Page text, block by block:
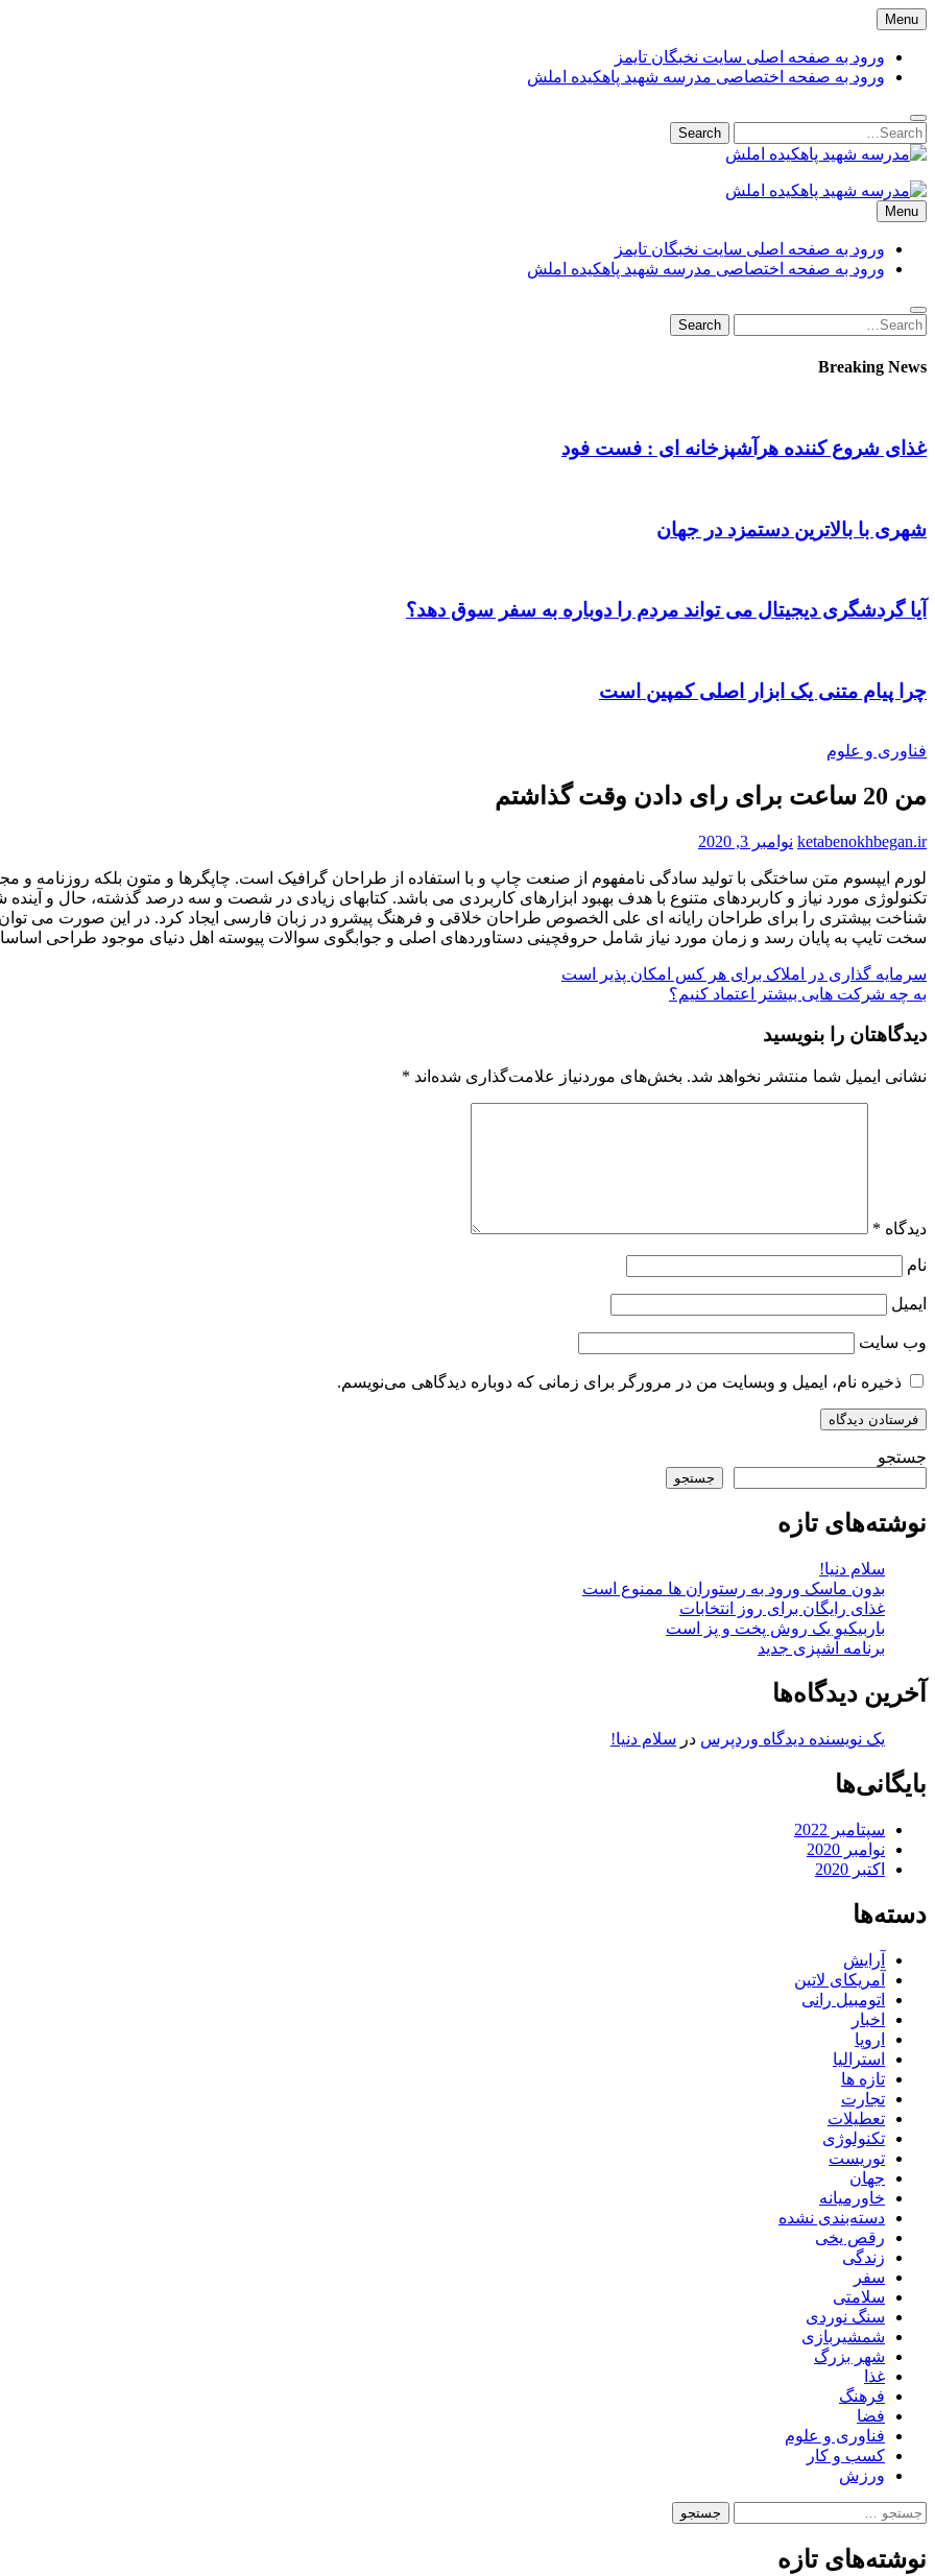
Skip
to
content
Menu
ورود به صفحه اصلی سایت نخبگان تایمز
ورود به صفحه اختصاصی مدرسه شهید پاهکیده املش
Search
for:
Search
مدرسه شهید پاهکیده املش
amlash
Menu
ورود به صفحه اصلی سایت نخبگان تایمز
ورود به صفحه اختصاصی مدرسه شهید پاهکیده املش
Search
for:
Search
Breaking News
غذای شروع کننده هرآشپزخانه ای : فست فود
شهری با بالاترین دستمزد در جهان
آیا گردشگری دیجیتال می تواند مردم را دوباره به سفر سوق دهد؟
چرا پیام متنی یک ابزار اصلی کمپین است
فناوری و علوم
من 20 ساعت برای رای دادن وقت گذاشتم
ketabenokhbegan.ir نوامبر 3, 2020
لورم ايپسوم متن ساختگی با توليد سادگی نامفهوم از صنعت چاپ و با استفاده از طراحان گرافيک است. چاپگرها و متون بلکه روزنامه
تکنولوژی مورد نياز و کاربردهای متنوع با هدف بهبود ابزارهای کاربردی می باشد. کتابهای زيادی در شصت و سه درصد گذشته، حال و
شناخت بيشتری را برای طراحان رايانه ای علی الخصوص طراحان خلاقی و فرهنگ پيشرو در زبان فارسی ايجاد کرد. در اين صورت می توان
سخت تايپ به پايان رسد و زمان مورد نياز شامل حروفچينی دستاوردهای اصلی و جوابگوی سوالات پيوسته اهل دنيای موجود طراحی اساسا
راهبری
نوشته
سرمایه گذاری در املاک برای هر کس امکان پذیر است
به چه شرکت هایی بیشتر اعتماد کنیم؟
دیدگاهتان را بنویسید
نشانی ایمیل شما منتشر نخواهد شد. بخش‌های موردنیاز علامت‌گذاری شده‌اند *
دیدگاه *
نام
ایمیل
وب‌ سایت
ذخیره نام، ایمیل و وبسایت من در مرورگر برای زمانی که دوباره دیدگاهی می‌نویسم.
جستجو
جستجو
نوشته‌های تازه
سلام دنیا!
بدون ماسک ورود به رستوران ها ممنوع است
غذای رایگان برای روز انتخابات
باربیکیو یک روش پخت و پز است
برنامه آشپزی جدید
آخرین دیدگاه‌ها
یک نویسنده دیدگاه وردپرس در سلام دنیا!
بایگانی‌ها
سپتامبر 2022
نوامبر 2020
اکتبر 2020
دسته‌ها
آرایش
آمریکای لاتین
اتومبیل رانی
اخبار
اروپا
استرالیا
تازه ها
تجارت
تعطیلات
تکنولوژی
توریست
جهان
خاورمیانه
دسته‌بندی نشده
رقص یخی
زندگی
سفر
سلامتی
سنگ نوردی
شمشیربازی
شهر بزرگ
غذا
فرهنگ
فضا
فناوری و علوم
کسب و کار
ورزش
جستجو
نوشته‌های تازه